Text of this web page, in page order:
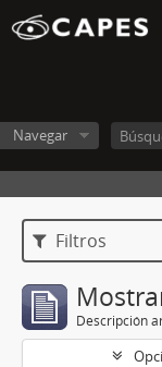
Navegar
Filtros
Descripción